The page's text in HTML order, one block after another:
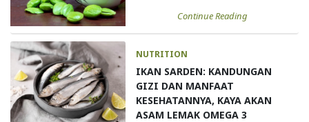
Continue Reading
NUTRITION
IKAN SARDEN: KANDUNGAN
GIZI DAN MANFAAT
KESEHATANNYA, KAYA AKAN
ASAM LEMAK OMEGA 3